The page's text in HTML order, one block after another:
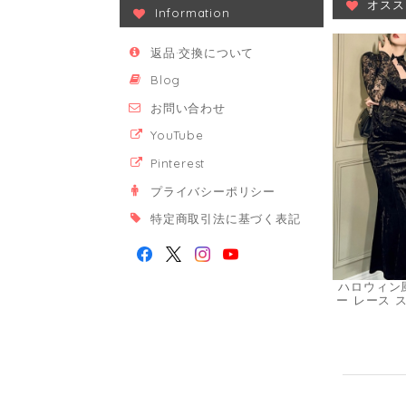
Information
返品·交換について
Blog
お問い合わせ
YouTube
Pinterest
プライバシーポリシー
特定商取引法に基づく表記
オス
ハロウィン
ー レース